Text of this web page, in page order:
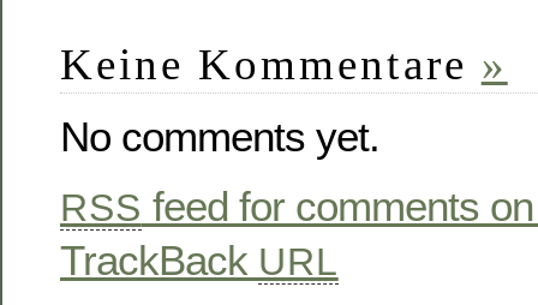
Keine Kommentare »
No comments yet.
RSS feed for comments
TrackBack URL